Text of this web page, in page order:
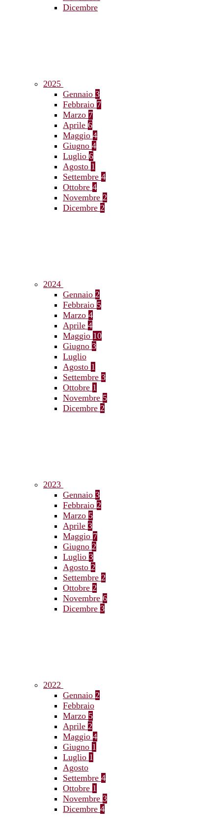
Dicembre
2025
Gennaio 3
Febbraio 7
Marzo 7
Aprile 6
Maggio 4
Giugno 4
Luglio 6
Agosto 1
Settembre 4
Ottobre 4
Novembre 2
Dicembre 2
2024
Gennaio 2
Febbraio 5
Marzo 4
Aprile 4
Maggio 10
Giugno 3
Luglio
Agosto 1
Settembre 3
Ottobre 1
Novembre 5
Dicembre 2
2023
Gennaio 3
Febbraio 2
Marzo 5
Aprile 3
Maggio 7
Giugno 2
Luglio 3
Agosto 2
Settembre 2
Ottobre 2
Novembre 6
Dicembre 3
2022
Gennaio 2
Febbraio
Marzo 5
Aprile 2
Maggio 4
Giugno 1
Luglio 1
Agosto
Settembre 4
Ottobre 1
Novembre 3
Dicembre 4